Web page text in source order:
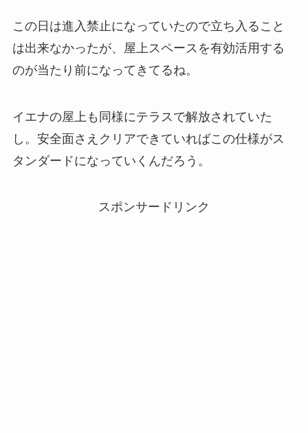
この日は進入禁止になっていたので立ち入ること
は出来なかったが、屋上スペースを有効活用する
のが当たり前になってきてるね。
イエナの屋上も同様にテラスで解放されていた
し。安全面さえクリアできていればこの仕様がス
タンダードになっていくんだろう。
スポンサードリンク